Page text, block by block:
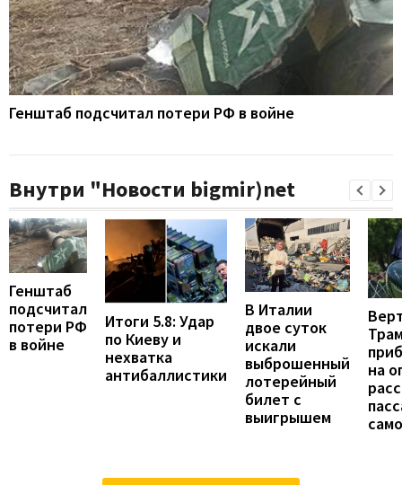
Генштаб подсчитал потери РФ в войне
Внутри "Новости bigmir)net
Генштаб
подсчитал
потери РФ
в войне
Итоги 5.8: Удар
по Киеву и
нехватка
антибаллистики
В Италии
двое суток
искали
выброшенный
лотерейный
билет с
выигрышем
на